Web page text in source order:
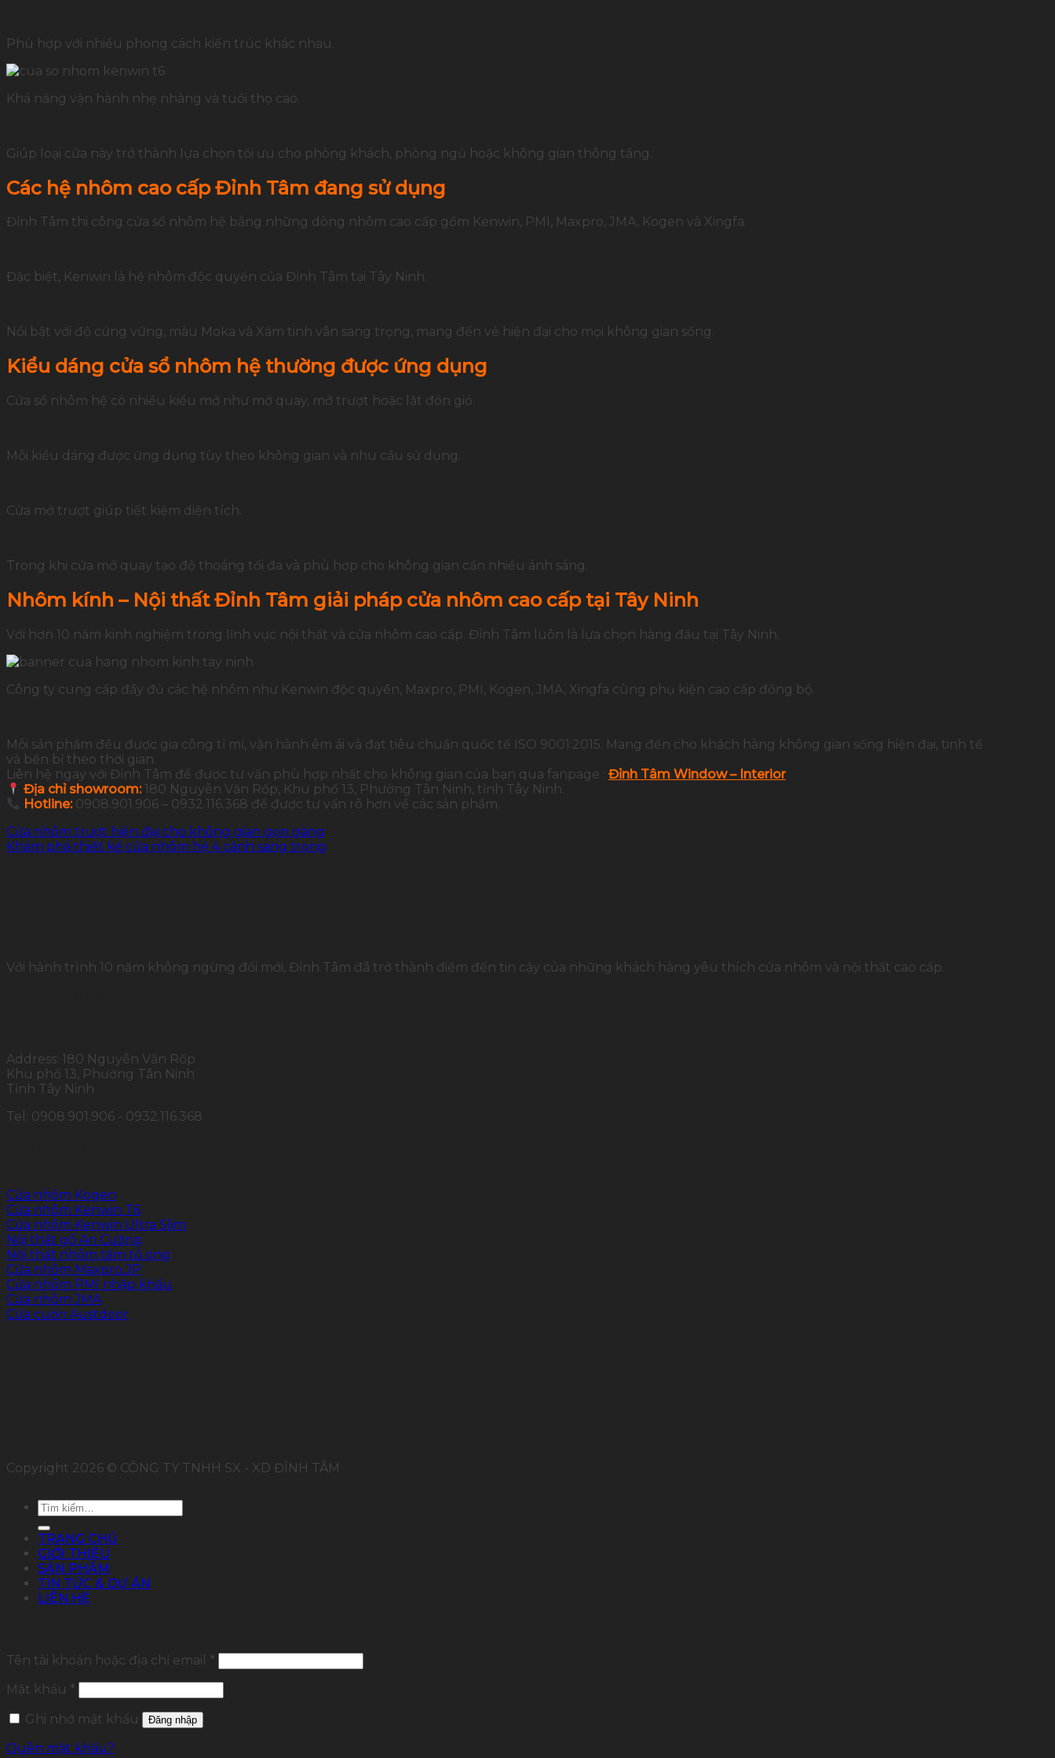
Phù hợp với nhiều phong cách kiến trúc khác nhau.
Khả năng vận hành nhẹ nhàng và tuổi thọ cao.
Giúp loại cửa này trở thành lựa chọn tối ưu cho phòng khách, phòng ngủ hoặc không gian thông tầng.
Các hệ nhôm cao cấp Đỉnh Tâm đang sử dụng
Đỉnh Tâm thi công cửa sổ nhôm hệ bằng những dòng nhôm cao cấp gồm Kenwin, PMI, Maxpro, JMA, Kogen và Xingfa.
Đặc biệt, Kenwin là hệ nhôm độc quyền của Đỉnh Tâm tại Tây Ninh.
Nổi bật với độ cứng vững, màu Moka và Xám tinh vân sang trọng, mang đến vẻ hiện đại cho mọi không gian sống.
Kiểu dáng cửa sổ nhôm hệ thường được ứng dụng
Cửa sổ nhôm hệ có nhiều kiểu mở như mở quay, mở trượt hoặc lật đón gió.
Mỗi kiểu dáng được ứng dụng tùy theo không gian và nhu cầu sử dụng.
Cửa mở trượt giúp tiết kiệm diện tích.
Trong khi cửa mở quay tạo độ thoáng tối đa và phù hợp cho không gian cần nhiều ánh sáng.
Nhôm kính – Nội thất Đỉnh Tâm giải pháp cửa nhôm cao cấp tại Tây Ninh
Với hơn 10 năm kinh nghiệm trong lĩnh vực nội thất và cửa nhôm cao cấp. Đỉnh Tâm luôn là lựa chọn hàng đầu tại Tây Ninh.
Công ty cung cấp đầy đủ các hệ nhôm như Kenwin độc quyền, Maxpro, PMI, Kogen, JMA, Xingfa cùng phụ kiện cao cấp đồng bộ.
Mỗi sản phẩm đều được gia công tỉ mỉ, vận hành êm ái và đạt tiêu chuẩn quốc tế ISO 9001:2015. Mang đến cho khách hàng không gian sống hiện đại, tinh tế
và bền bỉ theo thời gian.
Liên hệ ngay với Đỉnh Tâm để được tư vấn phù hợp nhất cho không gian của bạn qua fanpage : Đỉnh Tâm Window – Interior
Địa chỉ showroom:180 Nguyễn Văn Rốp, Khu phố 13, Phường Tân Ninh, tỉnh Tây Ninh.
Hotline: 0908.901.906 – 0932.116.368 để được tư vấn rõ hơn về các sản phẩm.
Cửa nhôm trượt hiện đại cho không gian gọn gàng
Khám phá thiết kế cửa nhôm hệ 4 cánh sang trọng
Với hành trình 10 năm không ngừng đổi mới, Đỉnh Tâm đã trở thành điểm đến tin cậy của những khách hàng yêu thích cửa nhôm và nội thất cao cấp.
Address: 180 Nguyễn Văn Rốp
Khu phố 13, Phường Tân Ninh
Tỉnh Tây Ninh
Tel: 0908.901.906 - 0932.116.368
Cửa nhôm Kogen
Cửa nhôm Kenwin T6
Cửa nhôm Kenwin Ultra Slim
Nội thất gỗ An Cường
Nội thất nhôm tấm tổ ong
Cửa nhôm Maxpro.JP
Cửa nhôm PMI nhập khẩu
Cửa nhôm JMA
Cửa cuốn Austdoor
Copyright 2026 © CÔNG TY TNHH SX - XD ĐỈNH TÂM
Tìm
kiếm:
TRANG CHỦ
GIỚI THIỆU
SẢN PHẨM
TIN TỨC & DỰ ÁN
LIÊN HỆ
Tên tài khoản hoặc địa chỉ email
*
Mật khẩu *
Ghi nhớ mật khẩu
Đăng nhập
Quên mật khẩu?